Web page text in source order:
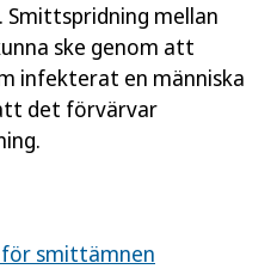
Smittspridning mellan
ske genom att
infekterat en människa
det förvärvar
smittämnen